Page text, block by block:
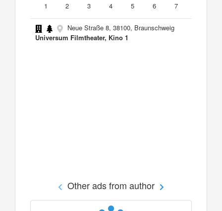
1
2 3 4 5 6 7
Neue Straße 8, 38100, Braunschweig
Universum Filmtheater, Kino 1
Other ads from author